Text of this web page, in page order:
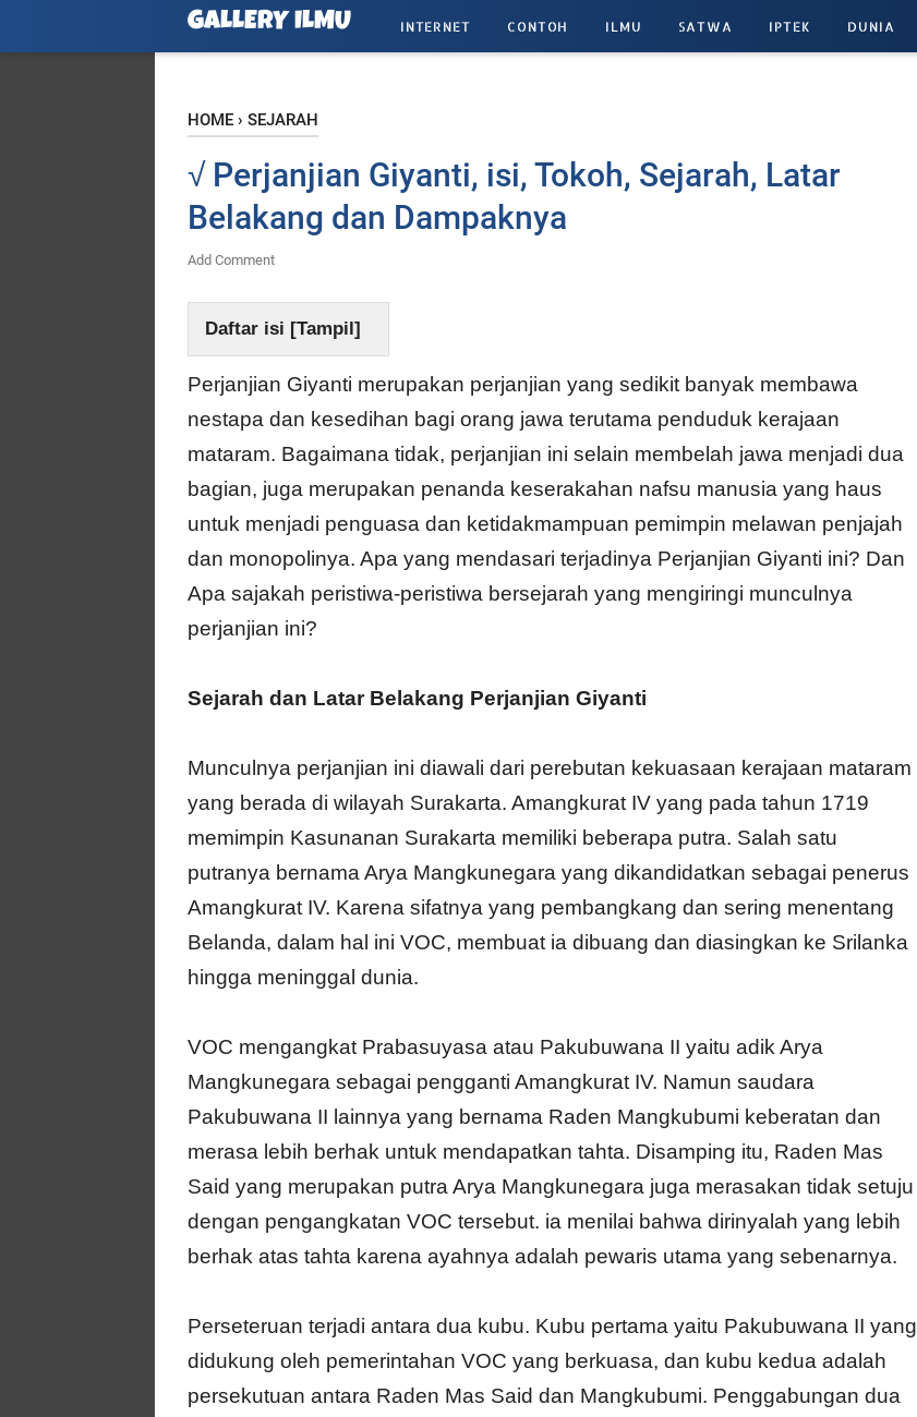
GALLERY ILMU INTERNET CONTOH ILMU SATWA IPTEK DUNIA
HOME › SEJARAH
√ Perjanjian Giyanti, isi, Tokoh, Sejarah, Latar
Belakang dan Dampaknya
Add Comment
Daftar isi [Tampil]
Perjanjian Giyanti merupakan perjanjian yang sedikit banyak membawa
nestapa dan kesedihan bagi orang jawa terutama penduduk kerajaan
mataram. Bagaimana tidak, perjanjian ini selain membelah jawa menjadi dua
bagian, juga merupakan penanda keserakahan nafsu manusia yang haus
untuk menjadi penguasa dan ketidakmampuan pemimpin melawan penjajah
dan monopolinya. Apa yang mendasari terjadinya Perjanjian Giyanti ini? Dan
Apa sajakah peristiwa-peristiwa bersejarah yang mengiringi munculnya
perjanjian ini?
Sejarah dan Latar Belakang Perjanjian Giyanti
Munculnya perjanjian ini diawali dari perebutan kekuasaan kerajaan mataram
yang berada di wilayah Surakarta. Amangkurat IV yang pada tahun 1719
memimpin Kasunanan Surakarta memiliki beberapa putra. Salah satu
putranya bernama Arya Mangkunegara yang dikandidatkan sebagai penerus
Amangkurat IV. Karena sifatnya yang pembangkang dan sering menentang
Belanda, dalam hal ini VOC, membuat ia dibuang dan diasingkan ke Srilanka
hingga meninggal dunia.
VOC mengangkat Prabasuyasa atau Pakubuwana II yaitu adik Arya
Mangkunegara sebagai pengganti Amangkurat IV. Namun saudara
Pakubuwana II lainnya yang bernama Raden Mangkubumi keberatan dan
merasa lebih berhak untuk mendapatkan tahta. Disamping itu, Raden Mas
Said yang merupakan putra Arya Mangkunegara juga merasakan tidak setuju
dengan pengangkatan VOC tersebut. ia menilai bahwa dirinyalah yang lebih
berhak atas tahta karena ayahnya adalah pewaris utama yang sebenarnya.
Perseteruan terjadi antara dua kubu. Kubu pertama yaitu Pakubuwana II yang
didukung oleh pemerintahan VOC yang berkuasa, dan kubu kedua adalah
persekutuan antara Raden Mas Said dan Mangkubumi. Penggabungan dua